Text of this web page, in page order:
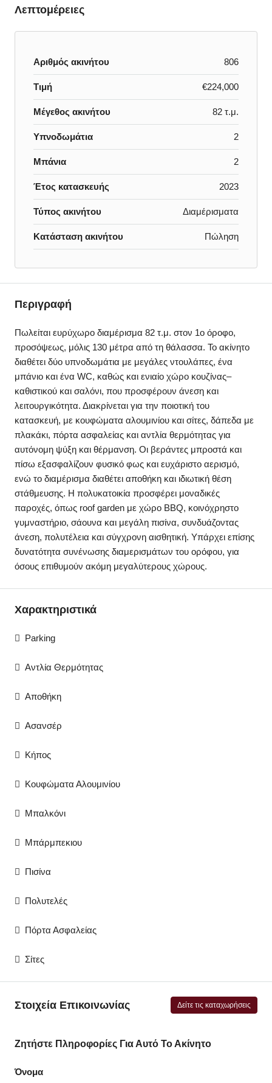
Λεπτομέρειες
Αριθμός ακινήτου 806
Τιμή €224,000
Μέγεθος ακινήτου 82 τ.μ.
Υπνοδωμάτια 2
Μπάνια 2
Έτος κατασκευής 2023
Τύπος ακινήτου Διαμέρισματα
Κατάσταση ακινήτου Πώληση
Περιγραφή
Πωλείται ευρύχωρο διαμέρισμα 82 τ.μ. στον 1ο όροφο,
προσόψεως, μόλις 130 μέτρα από τη θάλασσα. Το ακίνητο
διαθέτει δύο υπνοδωμάτια με μεγάλες ντουλάπες, ένα
μπάνιο και ένα WC, καθώς και ενιαίο χώρο κουζίνας–
καθιστικού και σαλόνι, που προσφέρουν άνεση και
λειτουργικότητα. Διακρίνεται για την ποιοτική του
κατασκευή, με κουφώματα αλουμινίου και σίτες, δάπεδα με
πλακάκι, πόρτα ασφαλείας και αντλία θερμότητας για
αυτόνομη ψύξη και θέρμανση. Οι βεράντες μπροστά και
πίσω εξασφαλίζουν φυσικό φως και ευχάριστο αερισμό,
ενώ το διαμέρισμα διαθέτει αποθήκη και ιδιωτική θέση
στάθμευσης. Η πολυκατοικία προσφέρει μοναδικές
παροχές, όπως roof garden με χώρο BBQ, κοινόχρηστο
γυμναστήριο, σάουνα και μεγάλη πισίνα, συνδυάζοντας
άνεση, πολυτέλεια και σύγχρονη αισθητική. Υπάρχει επίσης
δυνατότητα συνένωσης διαμερισμάτων του ορόφου, για
όσους επιθυμούν ακόμη μεγαλύτερους χώρους.
Χαρακτηριστικά
Parking
Αντλία Θερμότητας
Αποθήκη
Ασανσέρ
Κήπος
Κουφώματα Αλουμινίου
Μπαλκόνι
Μπάρμπεκιου
Πισίνα
Πολυτελές
Πόρτα Ασφαλείας
Σίτες
Στοιχεία Επικοινωνίας Δείτε τις καταχωρήσεις
Ζητήστε Πληροφορίες Για Αυτό Το Ακίνητο
Όνομα